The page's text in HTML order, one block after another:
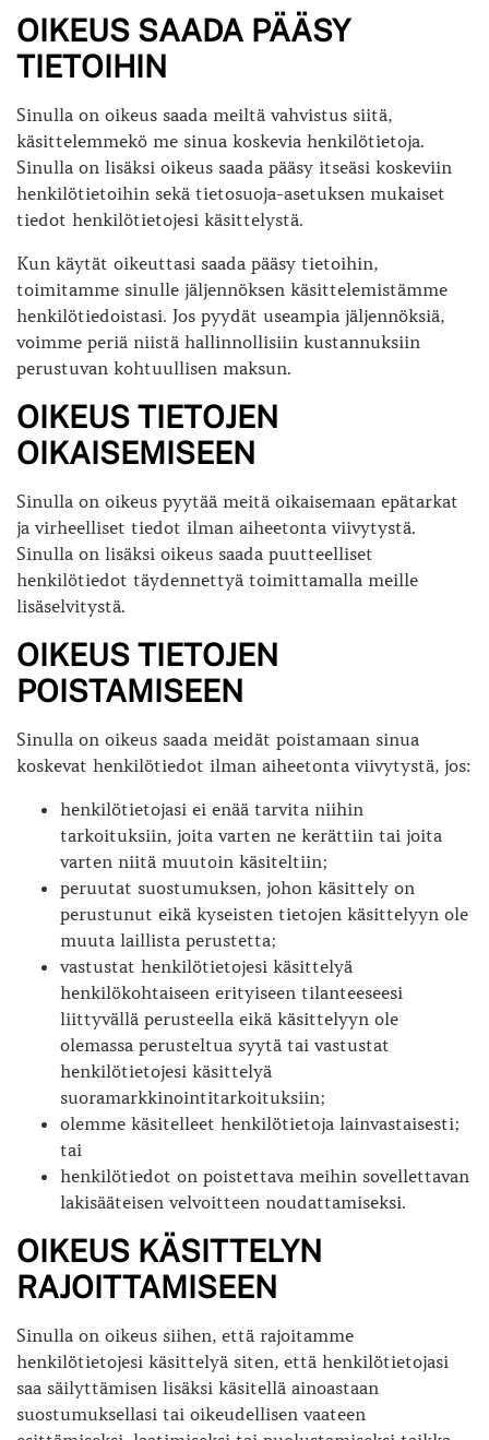
OIKEUS SAADA PÄÄSY
TIETOIHIN
Sinulla on oikeus saada meiltä vahvistus siitä,
käsittelemmekö me sinua koskevia henkilötietoja.
Sinulla on lisäksi oikeus saada pääsy itseäsi koskeviin
henkilötietoihin sekä tietosuoja-asetuksen mukaiset
tiedot henkilötietojesi käsittelystä.
Kun käytät oikeuttasi saada pääsy tietoihin,
toimitamme sinulle jäljennöksen käsittelemistämme
henkilötiedoistasi. Jos pyydät useampia jäljennöksiä,
voimme periä niistä hallinnollisiin kustannuksiin
perustuvan kohtuullisen maksun.
OIKEUS TIETOJEN
OIKAISEMISEEN
Sinulla on oikeus pyytää meitä oikaisemaan epätarkat
ja virheelliset tiedot ilman aiheetonta viivytystä.
Sinulla on lisäksi oikeus saada puutteelliset
henkilötiedot täydennettyä toimittamalla meille
lisäselvitystä.
OIKEUS TIETOJEN
POISTAMISEEN
Sinulla on oikeus saada meidät poistamaan sinua
koskevat henkilötiedot ilman aiheetonta viivytystä, jos:
henkilötietojasi ei enää tarvita niihin
tarkoituksiin, joita varten ne kerättiin tai joita
varten niitä muutoin käsiteltiin;
peruutat suostumuksen, johon käsittely on
perustunut eikä kyseisten tietojen käsittelyyn ole
muuta laillista perustetta;
vastustat henkilötietojesi käsittelyä
henkilökohtaiseen erityiseen tilanteeseesi
liittyvällä perusteella eikä käsittelyyn ole
olemassa perusteltua syytä tai vastustat
henkilötietojesi käsittelyä
suoramarkkinointitarkoituksiin;
olemme käsitelleet henkilötietoja lainvastaisesti;
tai
henkilötiedot on poistettava meihin sovellettavan
lakisääteisen velvoitteen noudattamiseksi.
OIKEUS KÄSITTELYN
RAJOITTAMISEEN
Sinulla on oikeus siihen, että rajoitamme
henkilötietojesi käsittelyä siten, että henkilötietojasi
saa säilyttämisen lisäksi käsitellä ainoastaan
suostumuksellasi tai oikeudellisen vaateen